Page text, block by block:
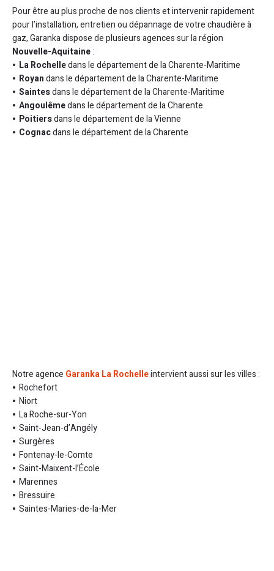
Pour être au plus proche de nos clients et intervenir rapidement
pour l’installation, entretien ou dépannage de votre chaudière à
gaz, Garanka dispose de plusieurs agences sur la région
Nouvelle-Aquitaine:
La Rochelledans le département de la Charente-Maritime
Royandans le département de la Charente-Maritime
Saintesdans le département de la Charente-Maritime
Angoulêmedans le département de la Charente
Poitiersdans le département de la Vienne
Cognacdans le département de la Charente
Notre agence Garanka La Rochelleintervient aussi sur les villes :
Rochefort
Niort
La Roche-sur-Yon
Saint-Jean-d’Angély
Surgères
Fontenay-le-Comte
Saint-Maixent-l’École
Marennes
Bressuire
Saintes-Maries-de-la-Mer